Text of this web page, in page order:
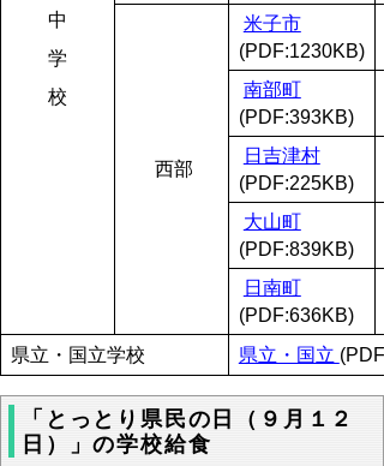
中
学
校
西部
米子市
(PDF:1230KB)
南部町
(PDF:393KB)
日吉津村
(PDF:225KB)
大山町
(PDF:839KB)
日南町
(PDF:636KB)
県立・国立学校
県立・国立
「とっとり県民の日（９月１２
日）」の学校給食